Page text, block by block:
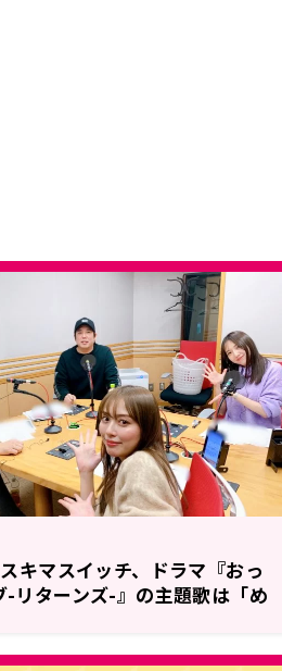
キマスイッチ、ドラマ『おっ
-リターンズ-』の主題歌は「め